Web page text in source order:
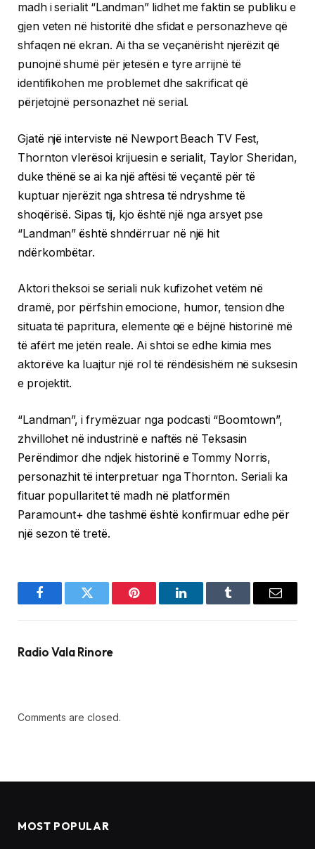
madh i serialit “Landman” lidhet me faktin se publiku e
gjen veten në historitë dhe sfidat e personazheve që
shfaqen në ekran. Ai tha se veçanërisht njerëzit që
punojnë shumë për jetesën e tyre arrijnë të
identifikohen me problemet dhe sakrificat që
përjetojnë personazhet në serial.
Gjatë një interviste në Newport Beach TV Fest,
Thornton vlerësoi krijuesin e serialit, Taylor Sheridan,
duke thënë se ai ka një aftësi të veçantë për të
kuptuar njerëzit nga shtresa të ndryshme të
shoqërisë. Sipas tij, kjo është një nga arsyet pse
“Landman” është shndërruar në një hit
ndërkombëtar.
Aktori theksoi se seriali nuk kufizohet vetëm në
dramë, por përfshin emocione, humor, tension dhe
situata të papritura, elemente që e bëjnë historinë më
të afërt me jetën reale. Ai shtoi se edhe kimia mes
aktorëve ka luajtur një rol të rëndësishëm në suksesin
e projektit.
“Landman”, i frymëzuar nga podcasti “Boomtown”,
zhvillohet në industrinë e naftës në Teksasin
Perëndimor dhe ndjek historinë e Tommy Norris,
personazhit të interpretuar nga Thornton. Seriali ka
fituar popullaritet të madh në platformën
Paramount+ dhe tashmë është konfirmuar edhe për
një sezon të tretë.
FacebookTwitter Pinterest LinkedInTumblr Email
Radio Vala Rinore
Comments are closed.
MOST POPULAR